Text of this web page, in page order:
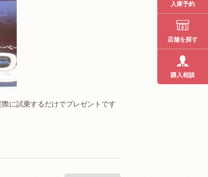
に試乗するだけでプレゼントです
入庫予約
店舗を探す
購入相談